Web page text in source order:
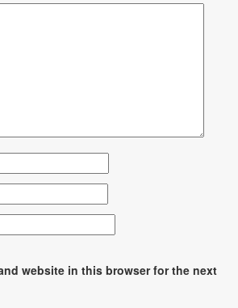
website in this browser for the next